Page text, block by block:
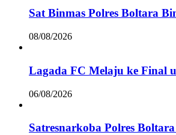
Sat Binmas Polres Boltara
08/08/2026
Lagada FC Melaju ke Final
06/08/2026
Satresnarkoba Polres